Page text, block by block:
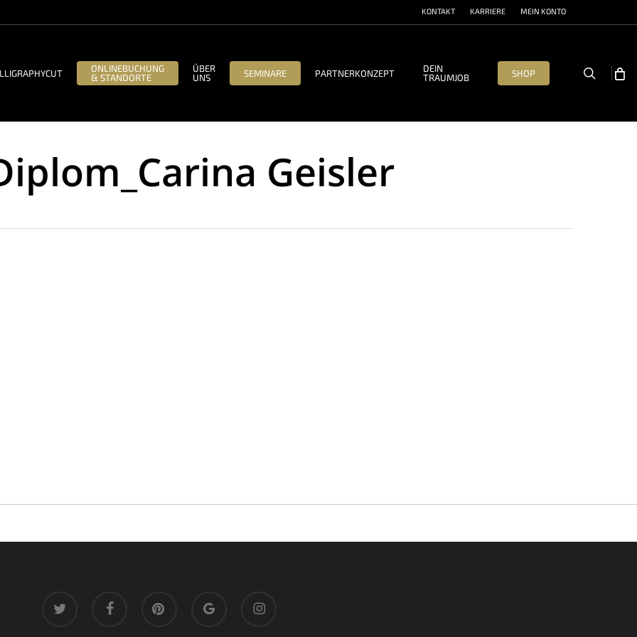
KONTAKT KARRIERE MEIN KONTO
ONLINEBUCHUNG
& STANDORTE
ÜBER
UNS
SEMINARE PARTNERKONZEPT
DEIN
TRAUMJOB
SHOP search
Geisler
plus